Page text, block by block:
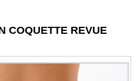
COQUETTE REVUE